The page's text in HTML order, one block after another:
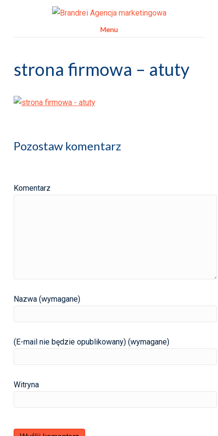
Menu
strona firmowa – atuty
Pozostaw komentarz
Komentarz
Nazwa (wymagane)
(E-mail nie będzie opublikowany) (wymagane)
Witryna